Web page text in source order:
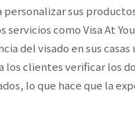
sus
servicios como Visa At
del visado en sus
los clientes verificar los
lo que hace que la